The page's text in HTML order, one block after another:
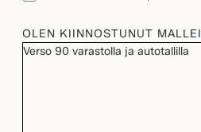
OLEN KIINNOSTUNUT